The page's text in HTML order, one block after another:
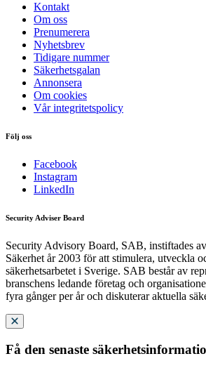
Kontakt
Om oss
Prenumerera
Nyhetsbrev
Tidigare nummer
Säkerhetsgalan
Annonsera
Om cookies
Vår integritetspolicy
Följ oss
Facebook
Instagram
LinkedIn
Security Adviser Board
Security Advisory Board, SAB, instiftades
Säkerhet år 2003 för att stimulera, utveckla
säkerhetsarbetet i Sverige. SAB består av
branschens ledande företag och
fyra gånger per år och diskuterar aktuella
Få den senaste